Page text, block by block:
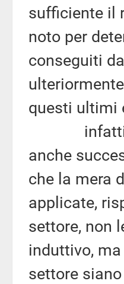
sufficiente il
noto per
conseguiti
questi ultimi
infatti la
anche
che la mera
applicate,
settore, non
induttivo,
settore